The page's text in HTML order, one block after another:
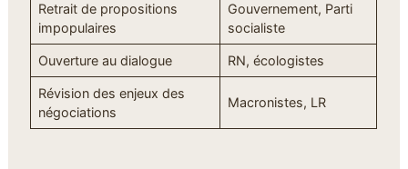
Retrait de propositions
impopulaires
Gouvernement, Parti
socialiste
Ouverture au dialogue RN, écologistes
Révision des enjeux des
négociations
Macronistes, LR